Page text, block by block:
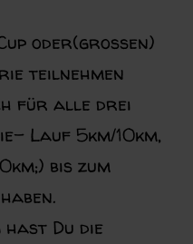
oder(großen)
teilnehmen
für alle drei
Lauf 5km/10km,
bis zum
Du die